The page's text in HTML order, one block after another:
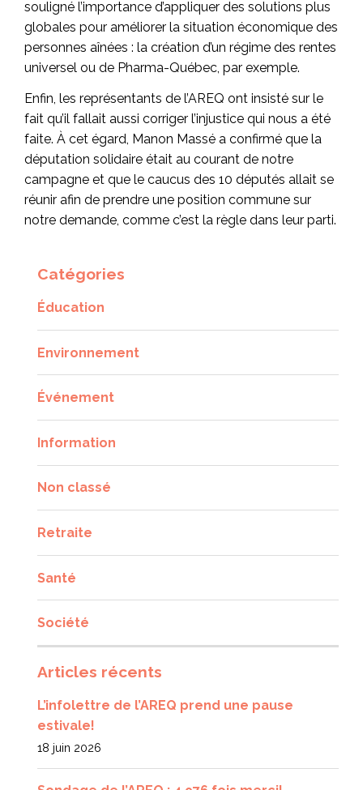
souligné l’importance d’appliquer des solutions plus
globales pour améliorer la situation économique des
personnes aînées : la création d’un régime des rentes
universel ou de Pharma-Québec, par exemple.
Enfin, les représentants de l’AREQ ont insisté sur le
fait qu’il fallait aussi corriger l’injustice qui nous a été
faite. À cet égard, Manon Massé a confirmé que la
députation solidaire était au courant de notre
campagne et que le caucus des 10 députés allait se
réunir afin de prendre une position commune sur
notre demande, comme c’est la règle dans leur parti.
Catégories
Éducation
Environnement
Événement
Information
Non classé
Retraite
Santé
Société
Articles récents
L’infolettre de l’AREQ prend une pause
estivale!
18 juin 2026